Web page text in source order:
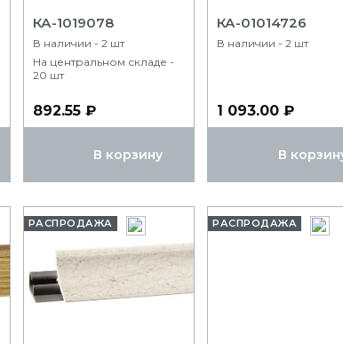
КА-1019078
В наличии - 2 шт
На центральном складе -
20 шт
892.55 ₽
В корзину
КА-01014726
В наличии - 2 шт
1 093.00 ₽
В
РАСПРОДАЖА РАСПРОДАЖА